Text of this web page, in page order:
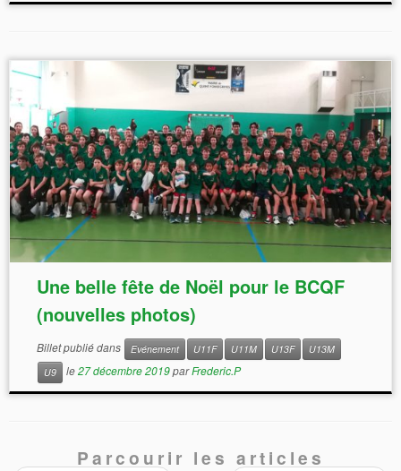
Une belle fête de Noël pour le BCQF
(nouvelles photos)
Billet publié dans Evénement U11F U11M U13F
U13M
U9
le27 décembre 2019parFrederic.P
Parcourir les articles